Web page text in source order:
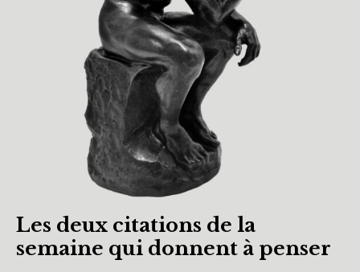
Éducation à la philosophie et à la citoyenneté
Les deux citations de la
semaine qui donnent à penser